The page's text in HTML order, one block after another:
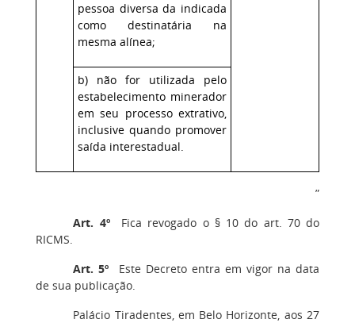
pessoa diversa da indicada
como destinatária na
mesma alínea;
b) não for utilizada pelo
estabelecimento minerador
em seu processo extrativo,
inclusive quando promover
saída interestadual.
”
Art. 4ºFica revogado o § 10 do art. 70 do
RICMS.
Art. 5º Este Decreto entra em vigor na data
de sua publicação.
Palácio Tiradentes, em Belo Horizonte, aos 27